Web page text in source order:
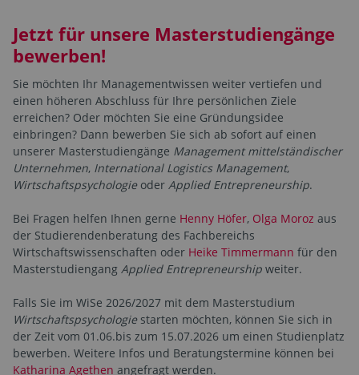
Jetzt für unsere Masterstudiengänge
bewerben!
Sie möchten Ihr Managementwissen weiter vertiefen und
einen höheren Abschluss für Ihre persönlichen Ziele
erreichen? Oder möchten Sie eine Gründungsidee
einbringen? Dann bewerben Sie sich ab sofort auf einen
unserer Masterstudiengänge Management mittelständischer
Unternehmen, International Logistics Management,
Wirtschaftspsychologieoder Applied Entrepreneurship.
Bei Fragen helfen Ihnen gerne Henny Höfer, Olga Moroz aus
der Studierendenberatung des Fachbereichs
Wirtschaftswissenschaften oder Heike Timmermann für den
Masterstudiengang Applied Entrepreneurship weiter.
Falls Sie im WiSe 2026/2027 mit dem Masterstudium
Wirtschaftspsychologiestarten möchten, können Sie sich in
der Zeit vom 01.06.bis zum 15.07.2026 um einen Studienplatz
bewerben. Weitere Infos und Beratungstermine können bei
Katharina Agethen angefragt werden.